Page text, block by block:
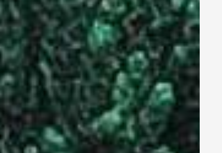
- Was bringt die
CO2-
Kompensation
von Websites?